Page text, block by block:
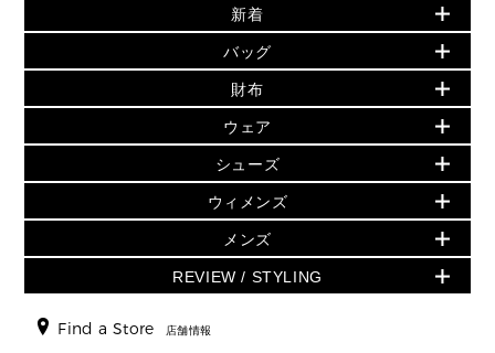
▶ ウィメンズ
バッグ
小物
シューズ・靴
ウェア
アクセサリー
時計
▶ メンズ
バッグ
PRODUCT OF THE MONTH - 今月の特別価格
再値下げアイテム
追加アイテム
▶ ウィメンズすべて(ウェア・シューズ除く)
バッグ
財布・小物
ウェア
シューズ
時計・ジュエリー
アクセサリー
新着
初夏のスタイル
▶ すべて
▶ ウィメンズすべて
財布・小物
アクセサリー
フレグランス
シューズ
▶ メンズすべて
バッグ
人気の定番アイテム
日本限定 - バッグ
▶ ウィメンズすべて
トートバッグ
ショルダーバッグ
クロスボディ・斜め掛け
トラベル
財布
日本限定 - 財布・小物
▶ ウィメンズすべて
GREENWICH
折り財布(二つ折り・三つ折り)
長財布
ウェア
▶ ウィメンズすべて
トップス
スカート・パンツ
ジャケット・アウター
▶ メンズすべて
シューズ
▶ ウィメンズすべて
サンダル
スニーカー
▶ メンズすべて
ウィメンズ
人気の定番アイテム
▶ ウィメンズすべて
メンズ
▶ メンズすべて
REVIEW / STYLING
Find a Store 店舗情報